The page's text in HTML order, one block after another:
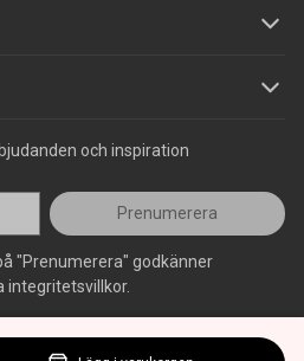
och inspiration
Prenumerera
"Prenumerera" godkänner
integritetsvillkor.